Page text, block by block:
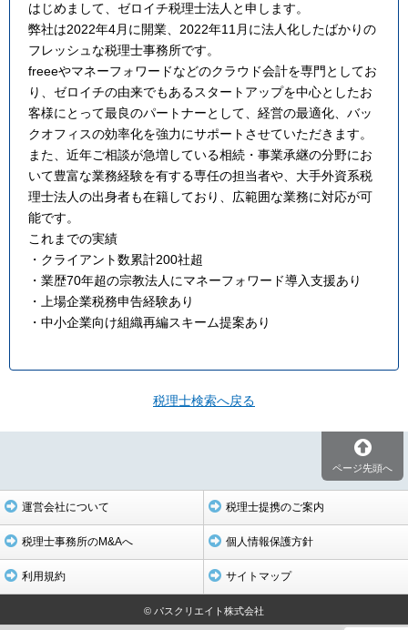
はじめまして、ゼロイチ税理士法人と申します。
弊社は2022年4月に開業、2022年11月に法人化したばかりの
フレッシュな税理士事務所です。
freeeやマネーフォワードなどのクラウド会計を専門としてお
り、ゼロイチの由来でもあるスタートアップを中心としたお
客様にとって最良のパートナーとして、経営の最適化、バッ
クオフィスの効率化を強力にサポートさせていただきます。
また、近年ご相談が急増している相続・事業承継の分野にお
いて豊富な業務経験を有する専任の担当者や、大手外資系税
理士法人の出身者も在籍しており、広範囲な業務に対応が可
能です。
これまでの実績
・クライアント数累計200社超
・業歴70年超の宗教法人にマネーフォワード導入支援あり
・上場企業税務申告経験あり
・中小企業向け組織再編スキーム提案あり
税理士検索へ戻る
ページ先頭へ
運営会社について 税理士提携のご案内
税理士事務所のM&Aへ 個人情報保護方針
利用規約 サイトマップ
© パスクリエイト株式会社